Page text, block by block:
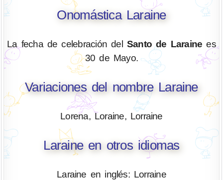
Onomástica Laraine
La fecha de celebración del Santo de Laraine es
30 de Mayo.
Variaciones del nombre Laraine
Lorena, Loraine, Lorraine
Laraine en otros idiomas
Laraine en inglés: Lorraine